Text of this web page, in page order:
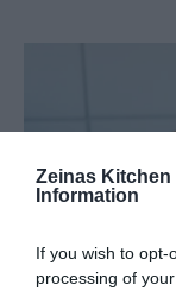
Zeinas Kitchen
Information
If you wish to
processing of